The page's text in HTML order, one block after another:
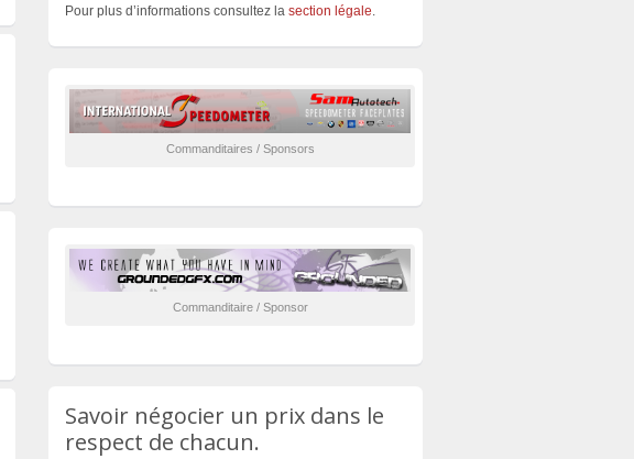
Pour plus d’informations consultez la section légale.
Commanditaires / Sponsors
Commanditaire / Sponsor
Savoir négocier un prix dans le
respect de chacun.